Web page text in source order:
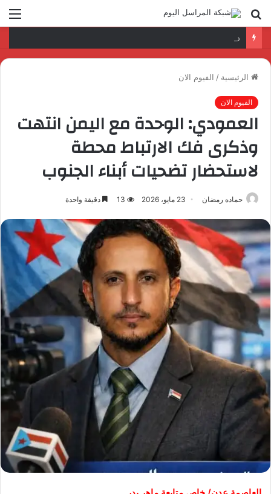
بحث
عن
الرئيسية / الفيوم الان
الفيوم الان
العمودي: الوحدة مع اليمن انتهت
وذكرى فك الارتباط محطة
لاستحضار تضحيات أبناء الجنوب
حماده رمضان 23 مايو، 2026 13 دقيقة واحدة